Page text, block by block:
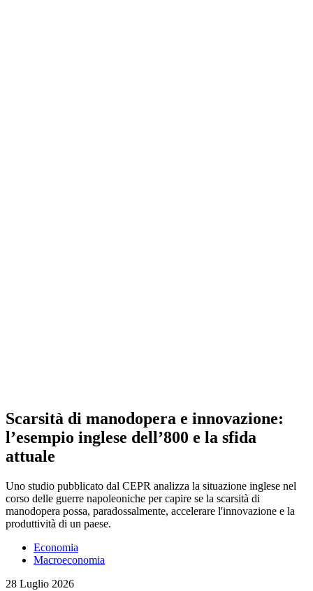
Scarsità di manodopera e innovazione:
l’esempio inglese dell’800 e la sfida
attuale
Uno studio pubblicato dal CEPR analizza la situazione inglese nel
corso delle guerre napoleoniche per capire se la scarsità di
manodopera possa, paradossalmente, accelerare l'innovazione e la
produttività di un paese.
Economia
Macroeconomia
28 Luglio 2026